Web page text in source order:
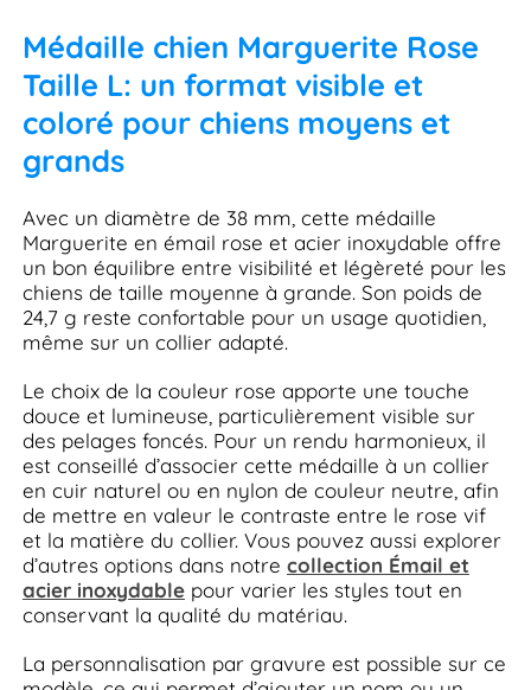
Médaille chien Marguerite Rose
Taille L: un format visible et
coloré pour chiens moyens et
grands
Avec un diamètre de 38 mm, cette médaille
Marguerite en émail rose et acier inoxydable offre
un bon équilibre entre visibilité et légèreté pour les
chiens de taille moyenne à grande. Son poids de
24,7 g reste confortable pour un usage quotidien,
même sur un collier adapté.
Le choix de la couleur rose apporte une touche
douce et lumineuse, particulièrement visible sur
des pelages foncés. Pour un rendu harmonieux, il
est conseillé d’associer cette médaille à un collier
en cuir naturel ou en nylon de couleur neutre, afin
de mettre en valeur le contraste entre le rose vif
et la matière du collier. Vous pouvez aussi explorer
d’autres options dans notre collection Émail et
acier inoxydablepour varier les styles tout en
conservant la qualité du matériau.
La personnalisation par gravure est possible sur ce